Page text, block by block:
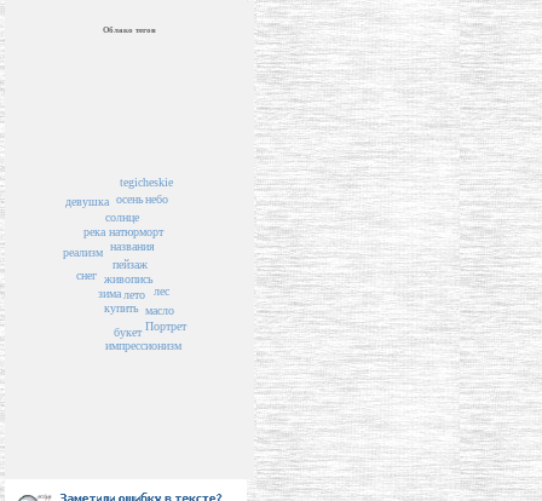
Облако тегов
пейзаж
названия
живопись
лето
натюрморт
купить
солнце
лес
зима
осень
букет
масло
река
снег
tegicheskie
реализм
небо
импрессионизм
Портрет
девушка